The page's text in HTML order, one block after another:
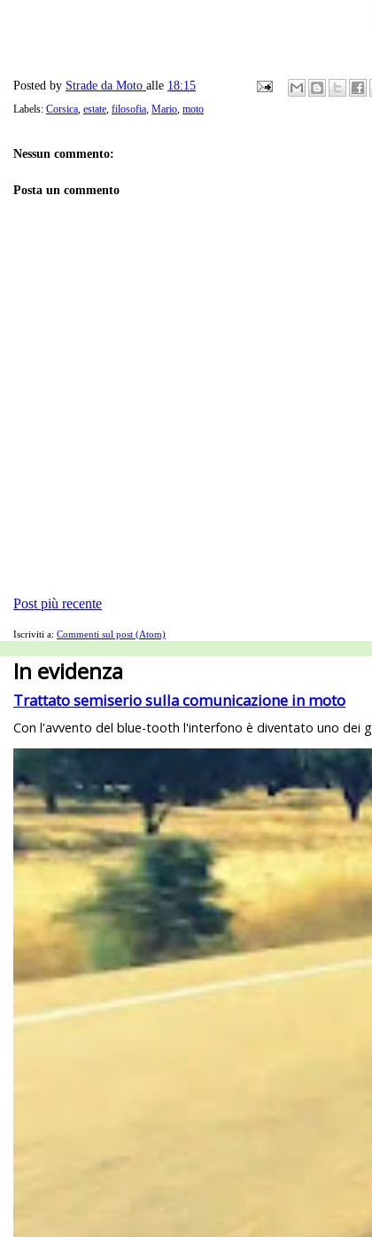
Posted by Strade da Moto alle 18:15
Labels: Corsica estate filosofia Mario moto
Nessun commento:
Posta un commento
Post più recente
Iscriviti a: Commenti sul post (Atom)
In evidenza
Trattato semiserio sulla comunicazione in moto
Con l'avvento del blue-tooth l'interfono è diventato uno dei